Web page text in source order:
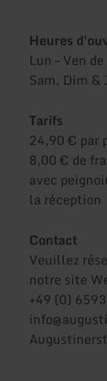
Heures
Lun – Ven
Sam, Dim &
Tarifs
24,90 € par
8,00 € de
avec
la réception
Contact
Veuillez
notre site
+49 (0)